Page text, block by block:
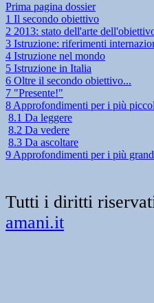
Prima pagina dossier
1 Il secondo obiettivo
2 2013: stato dell'arte
3 Istruzione: riferimenti
4 Istruzione nel mondo
5 Istruzione in Italia
6 Oltre il secondo obiettivo...
7 "Presente!"
8 Approfondimenti per i più
8.1 Da leggere
8.2 Da vedere
8.3 Da ascoltare
9 Approfondimenti per i più
Tutti i diritti
amani.it